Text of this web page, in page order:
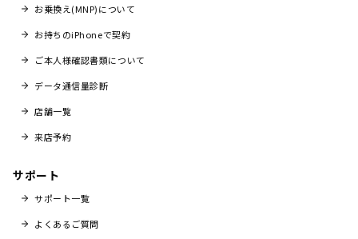
お乗換え(MNP)について
お持ちのiPhoneで契約
ご本人様確認書類について
データ通信量診断
店舗一覧
来店予約
サポート
サポート一覧
よくあるご質問